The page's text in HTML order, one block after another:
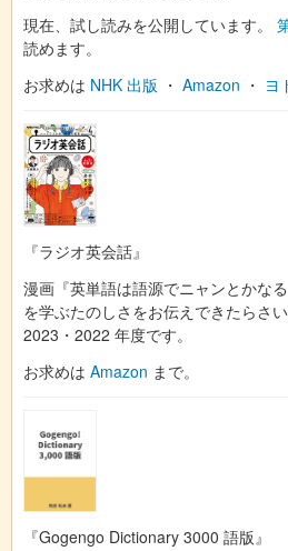
現在、試し読みを公開しています。
読めます。
お求めは NHK 出版 ・ Amazon ・ ヨ
『ラジオ英会話』
漫画『英単語は語源でニャンとかな
を学ぶたのしさをお伝えできたらさ
2023・2022 年度です。
お求めは Amazon まで。
『Gogengo Dictionary 3000 語版』